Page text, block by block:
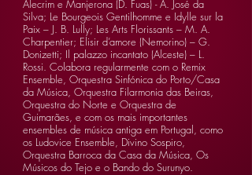
Alecrim e Manjerona (D. Fuas) - A. José da
Silva; Le Bourgeois Gentilhomme e Idylle sur la
Paix – J. B. Lully; Les Arts Florissants – M. A.
Charpentier; Elisir d’amore (Nemorino) – G.
Donizetti; Il palazzo incantato (Alceste) – L.
Rossi. Colabora regularmente com o Remix
Ensemble, Orquestra Sinfónica do Porto/Casa
da Música, Orquestra Filarmonia das Beiras,
Orquestra do Norte e Orquestra de
Guimarães, e com os mais importantes
ensembles de música antiga em Portugal, como
os Ludovice Ensemble, Divino Sospiro,
Orquestra Barroca da Casa da Música, Os
Músicos do Tejo e o Bando do Surunyo.